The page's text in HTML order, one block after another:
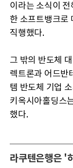
이라는 소식이
한 소프트뱅크로
직행했다.
그 밖의 반도체
렉트론과 어드반
템 반도체 기업
키옥시아홀딩스
했다.
라쿠텐은행은 '